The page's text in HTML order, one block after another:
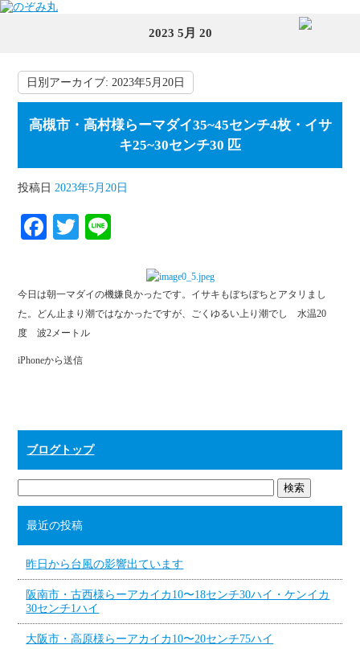
2023 5月 20
日別アーカイブ:2023年5月20日
高槻市・高村様らーマダイ35~45センチ4枚・イサ
キ25~30センチ30 匹
投稿日 2023年5月20日
Fa
ok
T
r
今日は朝一マダイの機嫌良かったです。イサキもぼちぼちとアタリまし
た。どん止まり潮ではなかったですが、ごくゆるい上り潮でし 水温20
度 波2メートル
iPhoneから送信
ブログトップ
最近の投稿
昨日から台風の影響出ています
阪南市・古西様らーアカイカ10〜18センチ30ハイ・ケンイカ
30センチ1ハイ
大阪市・高原様らーアカイカ10〜20センチ75ハイ